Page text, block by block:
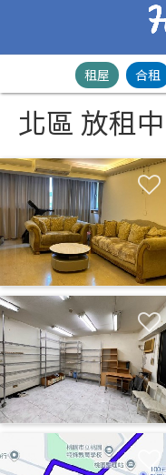
租屋 合租
北區 放租